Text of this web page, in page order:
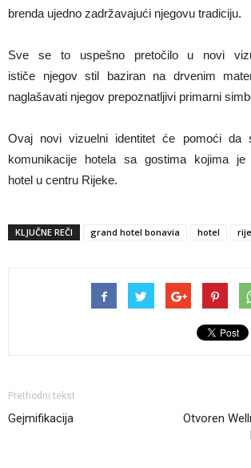
brenda ujedno zadržavajući njegovu tradiciju.
Sve se to uspešno pretočilo u novi
ističe njegov stil baziran na drvenim
naglašavati njegov prepoznatljivi primarni
Ovaj novi vizuelni identitet će pomoći da
komunikacije hotela sa gostima kojima je
hotel u centru Rijeke.
KLJUČNE REČI grand hotel bonavia hotel
Prethodni tekst
Gejmifikacija
Otvoren